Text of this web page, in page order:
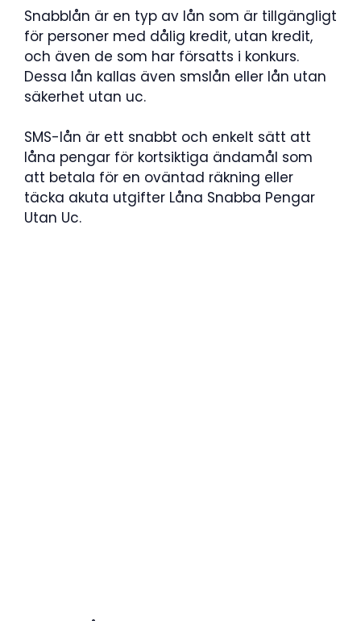
Snabblån är en typ av lån som är tillgängligt
för personer med dålig kredit, utan kredit,
och även de som har försatts i konkurs.
Dessa lån kallas även smslån eller lån utan
säkerhet utan uc.
SMS-lån är ett snabbt och enkelt sätt att
låna pengar för kortsiktiga ändamål som
att betala för en oväntad räkning eller
täcka akuta utgifter Låna Snabba Pengar
Utan Uc.